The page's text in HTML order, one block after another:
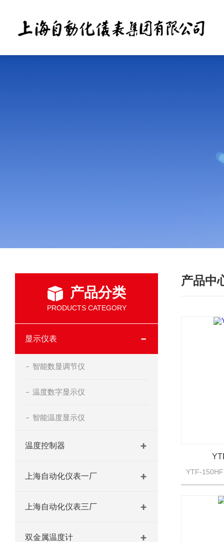
产品分类
PRODUCTS CATEGORY
显示仪表
智能数显调节仪
温度数字显示仪
智能温度显示仪
温度控制器
上海自动化仪表一厂
上海自动化仪表三厂
双金属温度计
产品中